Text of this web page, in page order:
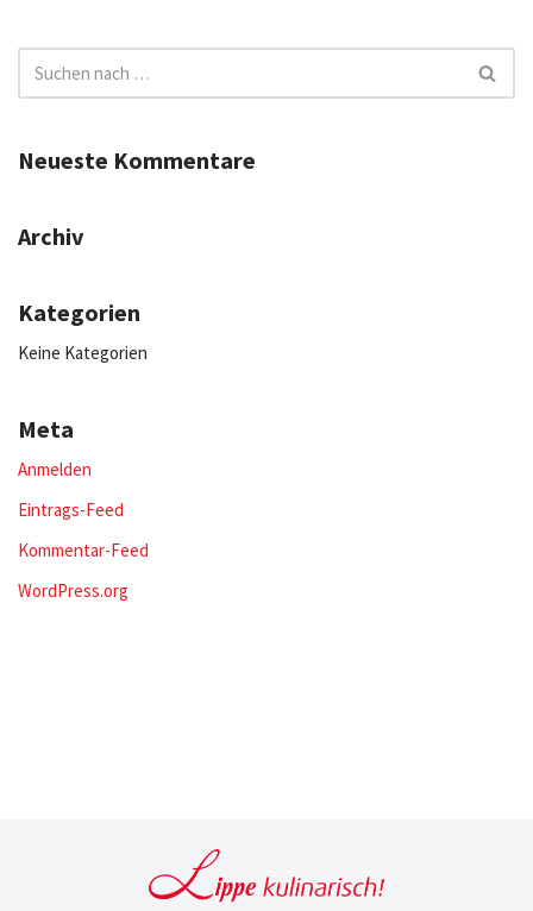
Neueste Kommentare
Archiv
Kategorien
Keine Kategorien
Meta
Anmelden
Eintrags-Feed
Kommentar-Feed
WordPress.org